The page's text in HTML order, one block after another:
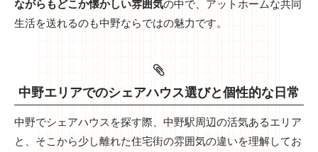
ながらもどこか懐かしい雰囲気の中で、アットホームな共同
生活を送れるのも中野ならではの魅力です。
中野エリアでのシェアハウス選びと個性的な日常
中野でシェアハウスを探す際、中野駅周辺の活気あるエリア
と、そこから少し離れた住宅街の雰囲気の違いを理解してお